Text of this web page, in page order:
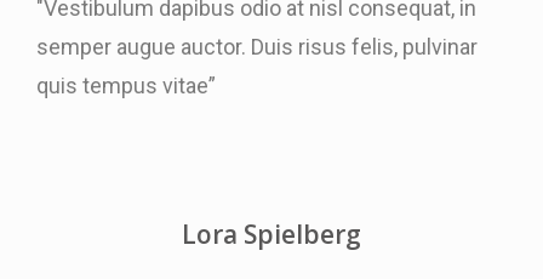
"Vestibulum dapibus odio at nisl consequat, in
semper augue auctor. Duis risus felis, pulvinar
quis tempus vitae”
Lora Spielberg